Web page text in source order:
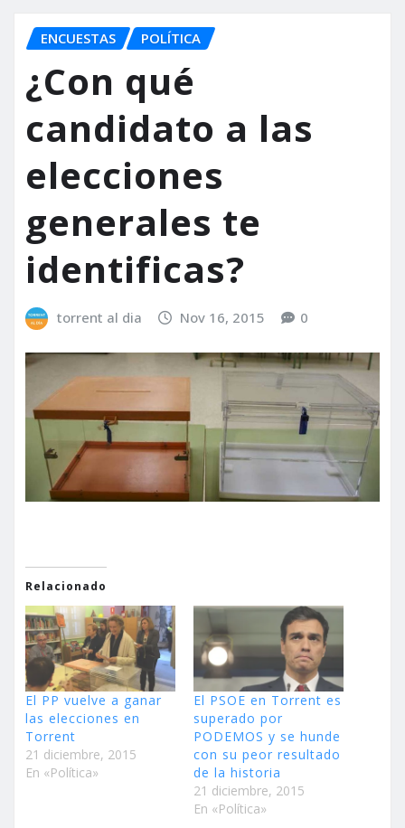
ENCUESTAS POLÍTICA
¿Con qué
candidato a las
elecciones
generales te
identificas?
torrent al dia Nov 16, 2015 0
Relacionado
El PP vuelve a ganar
las elecciones en
Torrent
21 diciembre, 2015
En «Política»
El PSOE en Torrent es
superado por
PODEMOS y se hunde
con su peor resultado
de la historia
21 diciembre, 2015
En «Política»